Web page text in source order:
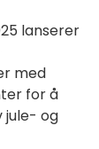
lanserer
med
for å
jule- og